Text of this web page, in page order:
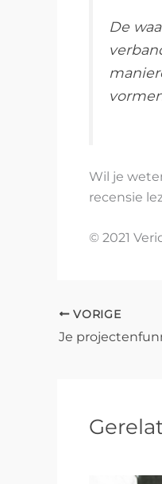
De
Wil je
recensie
© 2021
VORIGE